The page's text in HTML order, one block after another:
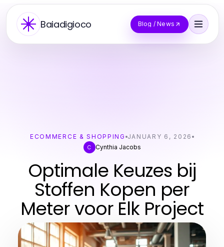
Baiadigioco Blog / News
ECOMMERCE & SHOPPING JANUARY 6, 2026
C Cynthia Jacobs
Optimale Keuzes bij
Stoffen Kopen per
Meter voor Elk Project